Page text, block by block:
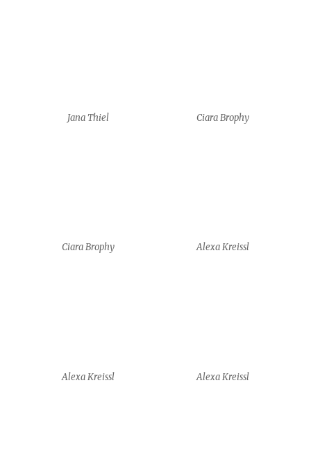
Alexa Kreissl Alexa Kreissl
HyungJun Park HyungJun Park
HyungJun Park HyungJun Park